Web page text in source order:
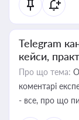
Telegram
кейси,
Про що тема:
коментарі
- все, про що